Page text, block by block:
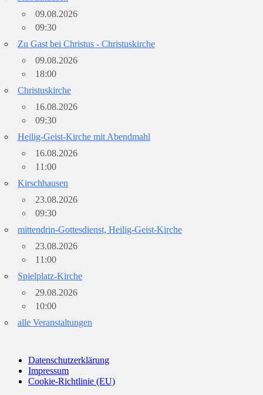
09.08.2026
09:30
Zu Gast bei Christus - Christuskirche
09.08.2026
18:00
Christuskirche
16.08.2026
09:30
Heilig-Geist-Kirche mit Abendmahl
16.08.2026
11:00
Kirschhausen
23.08.2026
09:30
mittendrin-Gottesdienst, Heilig-Geist-Kirche
23.08.2026
11:00
Spielplatz-Kirche
29.08.2026
10:00
alle Veranstaltungen
Datenschutzerklärung
Impressum
Cookie-Richtlinie (EU)